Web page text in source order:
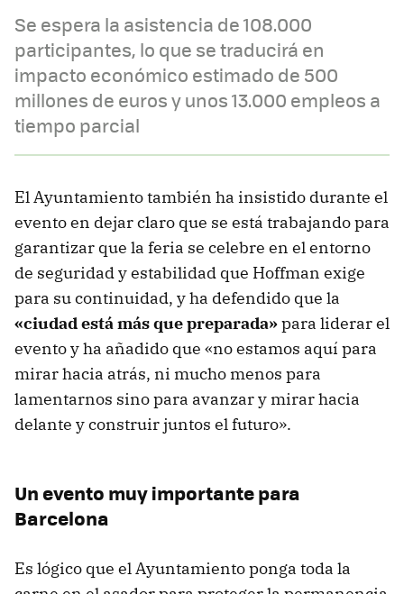
Se espera la asistencia de 108.000
participantes, lo que se traducirá en
impacto económico estimado de 500
millones de euros y unos 13.000 empleos a
tiempo parcial
El Ayuntamiento también ha insistido durante el
evento en dejar claro que se está trabajando para
garantizar que la feria se celebre en el entorno
de seguridad y estabilidad que Hoffman exige
para su continuidad, y ha defendido que la
«ciudad está más que preparada»para liderar el
evento y ha añadido que «no estamos aquí para
mirar hacia atrás, ni mucho menos para
lamentarnos sino para avanzar y mirar hacia
delante y construir juntos el futuro».
Un evento muy importante para
Barcelona
Es lógico que el Ayuntamiento ponga toda la